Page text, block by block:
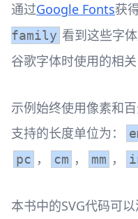
通过Google Fonts获
family 看到这些字
谷歌字体时使用的相关
示例始终使用像素和
支持的长度单位为：
pc ， cm ， mm ，
本书中的SVG代码可